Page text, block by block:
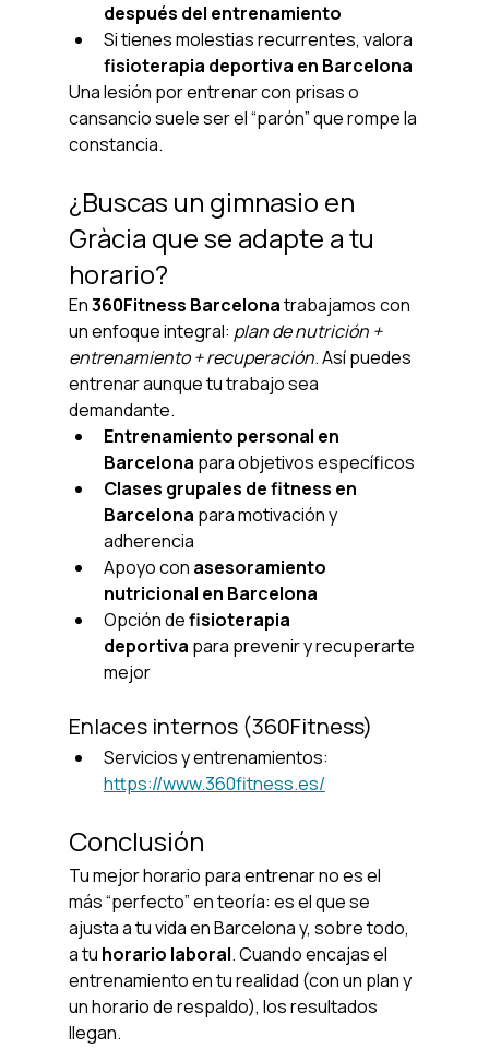
después del entrenamiento
Si tienes molestias recurrentes, valora
fisioterapia deportiva en Barcelona
Una lesión por entrenar con prisas o
cansancio suele ser el “parón” que rompe la
constancia.
¿Buscas un gimnasio en
Gràcia que se adapte a tu
horario?
En 360Fitness Barcelona trabajamos con
un enfoque integral: plan de nutrición +
entrenamiento + recuperación. Así puedes
entrenar aunque tu trabajo sea
demandante.
Entrenamiento personal en
Barcelona para objetivos específicos
Clases grupales de fitness en
Barcelona para motivación y
adherencia
Apoyo con asesoramiento
nutricional en Barcelona
Opción de fisioterapia
deportiva para prevenir y recuperarte
mejor
Enlaces internos (360Fitness)
Servicios y entrenamientos:
https://www.360fitness.es/
Conclusión
Tu mejor horario para entrenar no es el
más “perfecto” en teoría: es el que se
ajusta a tu vida en Barcelona y, sobre todo,
a tu horario laboral. Cuando encajas el
entrenamiento en tu realidad (con un plan y
un horario de respaldo), los resultados
llegan.